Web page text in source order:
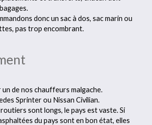
donc un sac à dos, sac marin ou
pas trop encombrant.
de nos chauffeurs malgache.
Sprinter ou Nissan Civilian.
sont longs, le pays est vaste. Si
du pays sont en bon état, elles